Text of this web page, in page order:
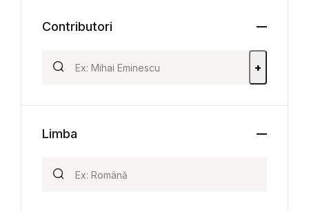
Contributori
+
Limba